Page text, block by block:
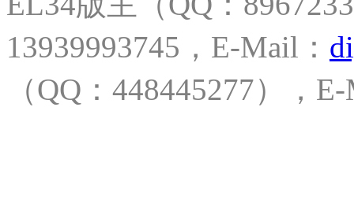
13939993745，E-Mail：
（QQ：448445277），